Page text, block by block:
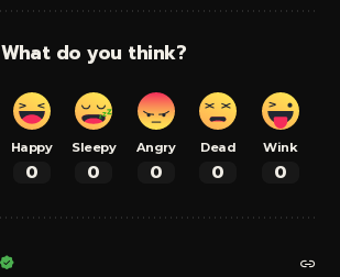
What do you think?
Happy
0
Sleepy
0
Angry
0
Dead
0
Wink
0